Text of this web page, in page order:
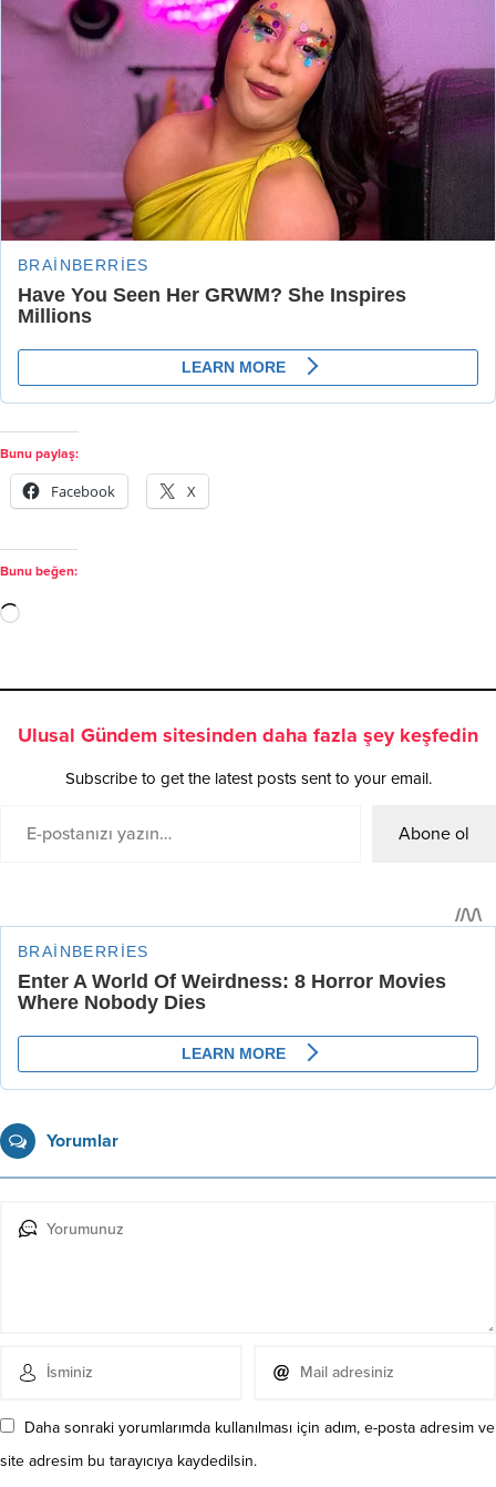
Bunu paylaş:
Facebook X
Bunu beğen:
Ulusal Gündem sitesinden daha fazla şey keşfedin
Subscribe to get the latest posts sent to your email.
Abone ol
Yorumlar
Daha sonraki yorumlarımda kullanılması için adım, e-posta adresim ve
site adresim bu tarayıcıya kaydedilsin.